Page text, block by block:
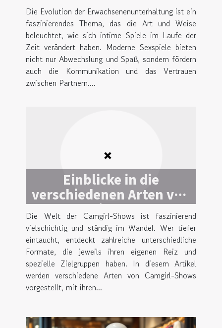
Ein Blick auf moderne
Sexspiele
Die Evolution der Erwachsenenunterhaltung ist ein
faszinierendes Thema, das die Art und Weise
beleuchtet, wie sich intime Spiele im Laufe der
Zeit verändert haben. Moderne Sexspiele bieten
nicht nur Abwechslung und Spaß, sondern fördern
auch die Kommunikation und das Vertrauen
zwischen Partnern....
Einblicke in die
verschiedenen Arten von
Camgirl-Shows
Die Welt der Camgirl-Shows ist faszinierend
vielschichtig und ständig im Wandel. Wer tiefer
eintaucht, entdeckt zahlreiche unterschiedliche
Formate, die jeweils ihren eigenen Reiz und
spezielle Zielgruppen haben. In diesem Artikel
werden verschiedene Arten von Camgirl-Shows
vorgestellt, mit ihren...